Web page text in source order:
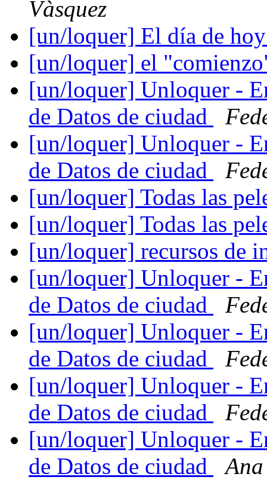
Vàsquez
[un/loquer] El día de
[un/loquer] el
[un/loquer] Unloquer -
de Datos de ciudad
[un/loquer] Unloquer -
de Datos de ciudad
[un/loquer] Todas las
[un/loquer] Todas las
[un/loquer] recursos de
[un/loquer] Unloquer -
de Datos de ciudad
[un/loquer] Unloquer -
de Datos de ciudad
[un/loquer] Unloquer -
de Datos de ciudad
[un/loquer] Unloquer -
de Datos de ciudad